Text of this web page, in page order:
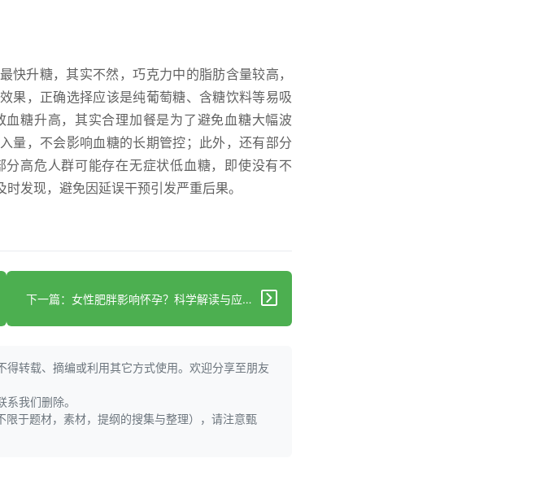
升糖，其实不然，巧克力中的脂肪含量较高，
果，正确选择应该是纯葡萄糖、含糖饮料等易吸
糖升高，其实合理加餐是为了避免血糖大幅波
量，不会影响血糖的长期管控；此外，还有部分
高危人群可能存在无症状低血糖，即使没有不
发现，避免因延误干预引发严重后果。
下一篇：女性肥胖影响怀孕？科学解读与应对
转载、摘编或利用其它方式使用。欢迎分享至朋友
我们删除。
于题材，素材，提纲的搜集与整理），请注意甄